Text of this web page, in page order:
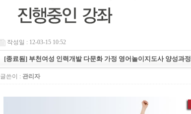
작성일 : 12-03-15 10:52
[종료됨] 부천여성 인력개발 다문화 가정 영어놀이지도사 양성과정
글쓴이 : 관리자